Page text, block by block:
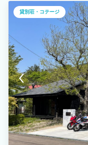
も良く、宮城蔵王観光の拠点と
貸別荘・コテージ